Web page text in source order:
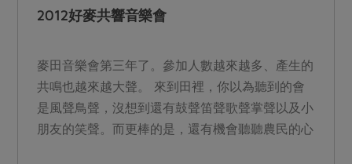
2012好麥共響音樂會
麥田音樂會第三年了。參加人數越來越多、產生的
共鳴也越來越大聲。 來到田裡，你以為聽到的會
是風聲鳥聲，沒想到還有鼓聲笛聲歌聲掌聲以及小
朋友的笑聲。而更棒的是，還有機會聽聽農民的心